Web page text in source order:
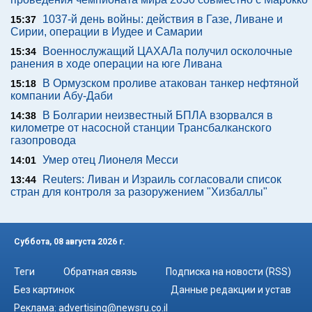
15:37
1037-й день войны: действия в Газе, Ливане и
Сирии, операции в Иудее и Самарии
15:34
Военнослужащий ЦАХАЛа получил осколочные
ранения в ходе операции на юге Ливана
15:18
В Ормузском проливе атакован танкер нефтяной
компании Абу-Даби
14:38
В Болгарии неизвестный БПЛА взорвался в
километре от насосной станции Трансбалканского
газопровода
14:01 Умер отец Лионеля Месси
13:44
Reuters: Ливан и Израиль согласовали список
стран для контроля за разоружением "Хизбаллы"
Суббота, 08 августа 2026 г.
Теги Обратная связь
Подписка на новости (RSS)
Без картинок
Данные редакции и устав
Реклама: advertising@newsru.co.il